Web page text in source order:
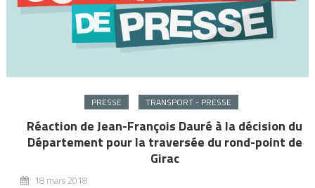
PRESSE TRANSPORT - PRESSE
Réaction de Jean-François Dauré à la décision du
Département pour la traversée du rond-point de
Girac
18 mars 2018